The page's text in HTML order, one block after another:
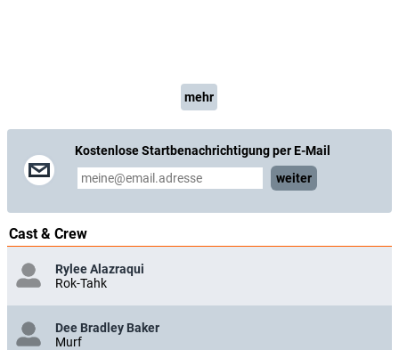
mehr
Kostenlose Startbenachrichtigung per E-Mail
weiter
Cast & Crew
Rylee Alazraqui
Rok-Tahk
Dee Bradley Baker
Murf